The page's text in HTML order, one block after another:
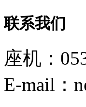
联系我们
座机：
E-mail：